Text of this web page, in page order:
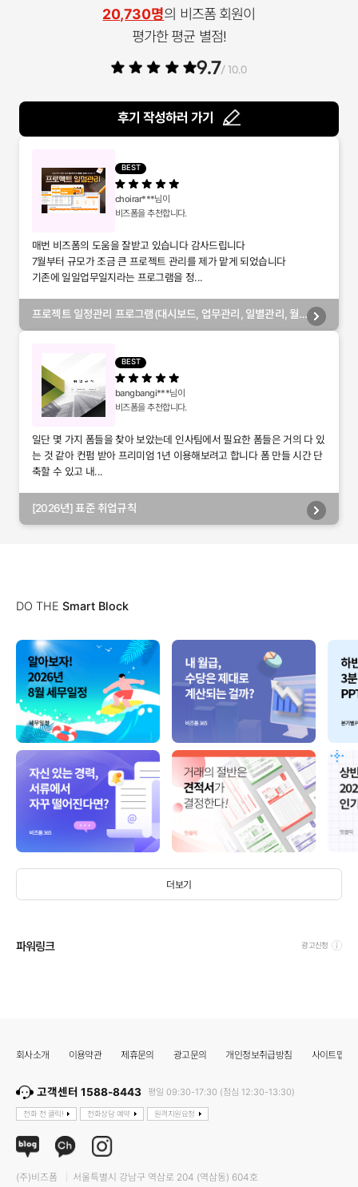
20,730명의 비즈폼 회원이
평가한 평균 별점!
9.7/ 10.0
후기 작성하러 가기
BEST
choirar***님이
비즈폼을 추천합니다.
매번 비즈폼의 도움을 잘받고 있습니다 감사드립니다
7월부터 규모가 조금 큰 프로젝트 관리를 제가 맡게 되었습니다
기존에 일일업무일지라는 프로그램을 정...
프로젝트 일정관리 프로그램(대시보드, 업무관리, 일별관리, 월
BEST
bangbangi***님이
비즈폼을 추천합니다.
일단 몇 가지 폼들을 찾아 보았는데 인사팀에서 필요한 폼들은 거의 다 있
는 것 같아 컨펌 받아 프리미엄 1년 이용해보려고 합니다 폼 만들 시간 단
축할 수 있고 내...
[2026년] 표준 취업규칙
DO THE Smart Block
더보기
파워링크 광고신청
회사소개 이용약관 제휴문의 광고문의 개인정보취급방침 사이트맵
고객센터 1588-8443 평일 09:30-17:30 (점심 12:30-13:30)
전화 전 클릭! 전화상담 예약 원격지원요청
(주)비즈폼 서울특별시 강남구 역삼로 204 (역삼동) 604호